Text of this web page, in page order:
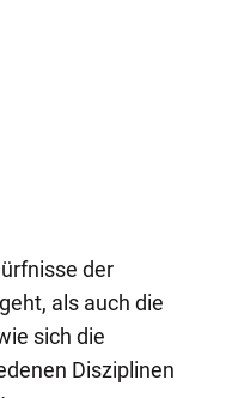
der
als auch die
sich die
Disziplinen